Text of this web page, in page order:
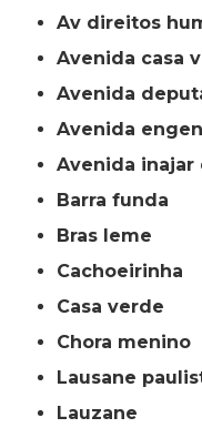
av direitos
avenida casa
avenida
avenida
avenida
barra funda
bras leme
cachoeirinha
casa verde
chora menino
lausane
lauzane